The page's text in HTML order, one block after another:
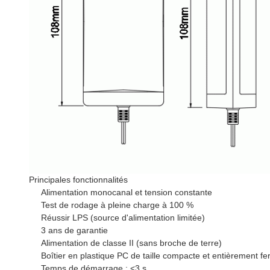
Principales fonctionnalités
Alimentation monocanal et tension constante
Test de rodage à pleine charge à 100 %
Réussir LPS (source d'alimentation limitée)
3 ans de garantie
Alimentation de classe II (sans broche de terre)
Boîtier en plastique PC de taille compacte et entièrement